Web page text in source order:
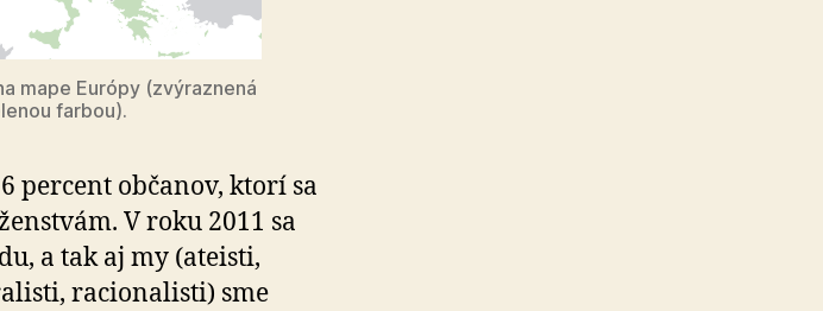
mape Európy (zvýraznená
farbou).
percent občanov, ktorí sa
V roku 2011 sa
a tak aj my (ateisti,
racionalisti) sme